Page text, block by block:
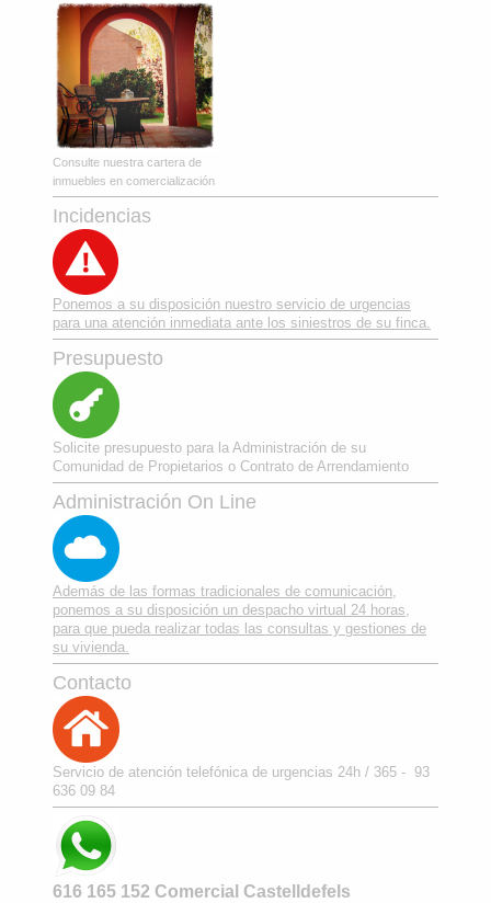
Consulte nuestra cartera de
inmuebles en comercialización
Incidencias
Ponemos a su disposición nuestro servicio de urgencias
para una atención inmediata ante los siniestros de su finca.
Presupuesto
Solicite presupuesto para la Administración de su
Comunidad de Propietarios o Contrato de Arrendamiento
Administración On Line
Además de las formas tradicionales de comunicación,
ponemos a su disposición un despacho virtual 24 horas,
para que pueda realizar todas las consultas y gestiones de
su vivienda.
Contacto
Servicio de atención telefónica de urgencias 24h / 365 - 93
636 09 84
616 165 152 Comercial Castelldefels